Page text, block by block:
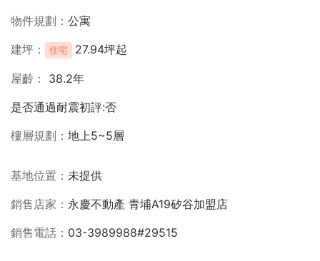
物件規劃
公寓
建坪
住宅 27.94坪起
屋齡
38.2年
是否通過耐震初評:否
樓層規劃
地上5~5層
基地位置
未提供
銷售店家
永慶不動產 青埔A19矽谷加盟店
銷售電話
03-3989988#29515